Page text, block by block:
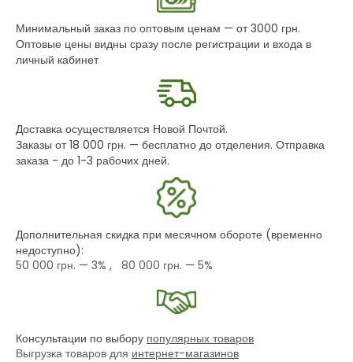
Минимальный заказ по оптовым ценам — от 3000 грн.
Оптовые цены видны сразу после регистрации и входа в
личный кабинет
Доставка осуществляется Новой Почтой.
Заказы от 18 000 грн. — бесплатно до отделения. Отправка
заказа - до 1-3 рабочих дней.
Дополнительная скидка при месячном обороте (временно
недоступно):
50 000 грн. — 3% , 80 000 грн. — 5%
Консультации по выбору популярных товаров
Выгрузка товаров для интернет-магазинов